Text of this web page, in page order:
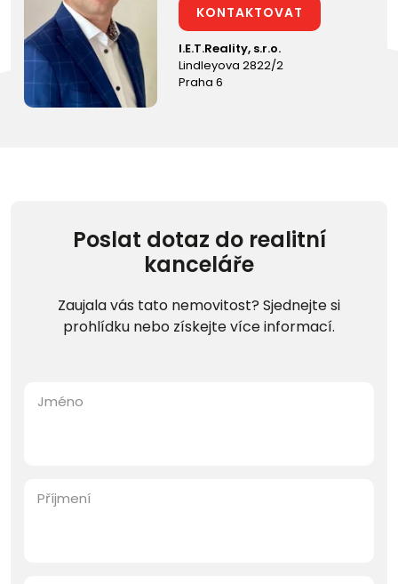
KONTAKTOVAT
I.E.T.Reality, s.r.o.
Lindleyova 2822/2
Praha 6
Poslat dotaz do realitní
kanceláře
Zaujala vás tato nemovitost? Sjednejte si
prohlídku nebo získejte více informací.
Jméno
Příjmení